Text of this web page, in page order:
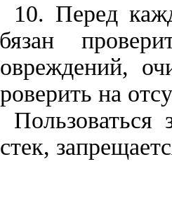
10. Перед
на